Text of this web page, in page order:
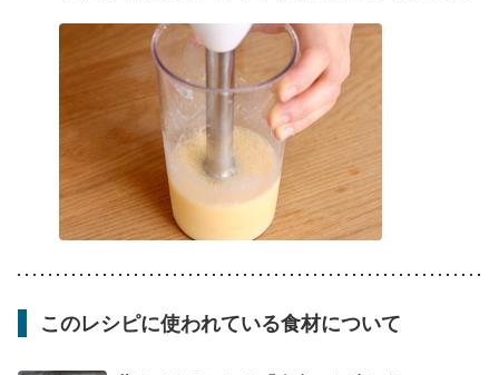
このレシピに使われている食材について